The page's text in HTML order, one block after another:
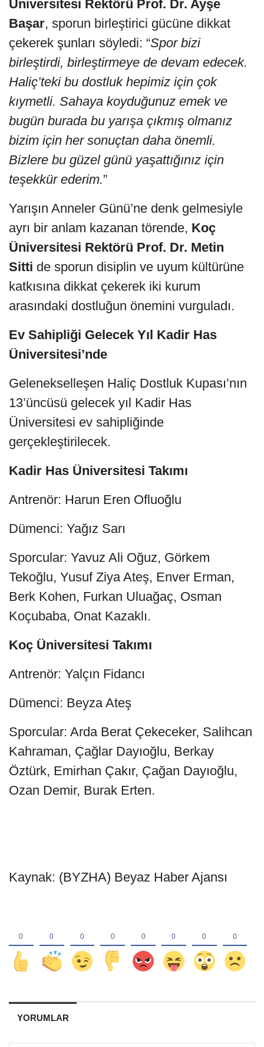
Üniversitesi Rektörü Prof. Dr. Ayşe
Başar, sporun birleştirici gücüne dikkat
çekerek şunları söyledi: “Spor bizi
birleştirdi, birleştirmeye de devam edecek.
Haliç’teki bu dostluk hepimiz için çok
kıymetli. Sahaya koyduğunuz emek ve
bugün burada bu yarışa çıkmış olmanız
bizim için her sonuçtan daha önemli.
Bizlere bu güzel günü yaşattığınız için
teşekkür ederim.”
Yarışın Anneler Günü’ne denk gelmesiyle
ayrı bir anlam kazanan törende, Koç
Üniversitesi Rektörü Prof. Dr. Metin
Sitti de sporun disiplin ve uyum kültürüne
katkısına dikkat çekerek iki kurum
arasındaki dostluğun önemini vurguladı.
Ev Sahipliği Gelecek Yıl Kadir Has
Üniversitesi’nde
Gelenekselleşen Haliç Dostluk Kupası’nın
13’üncüsü gelecek yıl Kadir Has
Üniversitesi ev sahipliğinde
gerçekleştirilecek.
Kadir Has Üniversitesi Takımı
Antrenör: Harun Eren Ofluoğlu
Dümenci: Yağız Sarı
Sporcular: Yavuz Ali Oğuz, Görkem
Tekoğlu, Yusuf Ziya Ateş, Enver Erman,
Berk Kohen, Furkan Uluağaç, Osman
Koçubaba, Onat Kazaklı.
Koç Üniversitesi Takımı
Antrenör: Yalçın Fidancı
Dümenci: Beyza Ateş
Sporcular: Arda Berat Çekeceker, Salihcan
Kahraman, Çağlar Dayıoğlu, Berkay
Öztürk, Emirhan Çakır, Çağan Dayıoğlu,
Ozan Demir, Burak Erten.
Kaynak: (BYZHA) Beyaz Haber Ajansı
YORUMLAR